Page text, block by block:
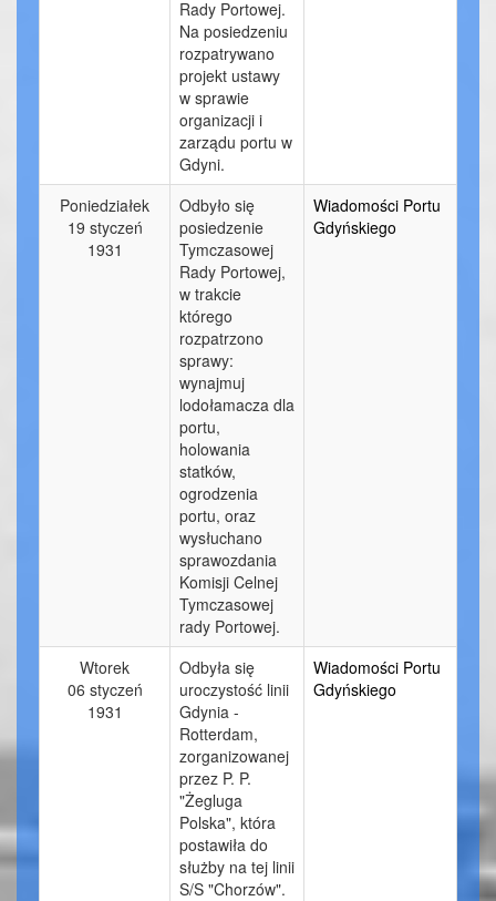
Rady Portowej.
Na posiedzeniu
rozpatrywano
projekt ustawy
w sprawie
organizacji i
zarządu portu w
Gdyni.
Poniedziałek
19 styczeń
1931
Odbyło się
posiedzenie
Tymczasowej
Rady Portowej,
w trakcie
którego
rozpatrzono
sprawy:
wynajmuj
lodołamacza dla
portu,
holowania
statków,
ogrodzenia
portu, oraz
wysłuchano
sprawozdania
Komisji Celnej
Tymczasowej
rady Portowej.
Wiadomości Portu
Gdyńskiego
Wtorek
06 styczeń
1931
Odbyła się
uroczystość linii
Gdynia -
Rotterdam,
zorganizowanej
przez P. P.
"Żegluga
Polska", która
postawiła do
służby na tej linii
S/S "Chorzów".
Wiadomości Portu
Gdyńskiego